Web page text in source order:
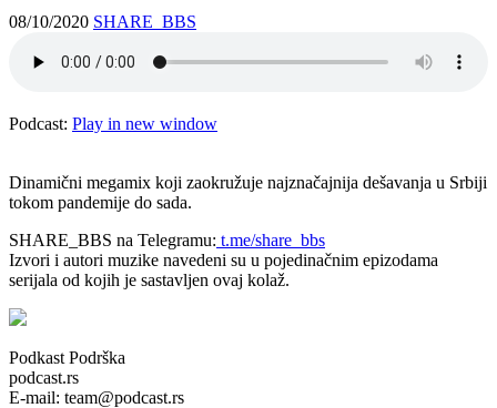
08/10/2020 SHARE_BBS
Podcast: Play in new window
Dinamični megamix koji zaokružuje najznačajnija dešavanja u Srbiji
tokom pandemije do sada.
SHARE_BBS na Telegramu: t.me/share_bbs
Izvori i autori muzike navedeni su u pojedinačnim epizodama
serijala od kojih je sastavljen ovaj kolaž.
Podkast Podrška
podcast.rs
E-mail: team@podcast.rs